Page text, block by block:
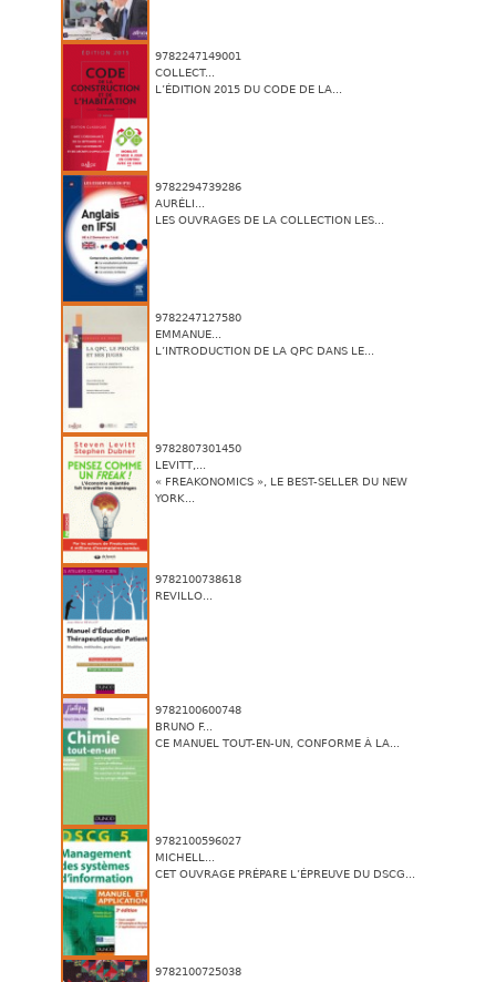
9782247149001
COLLECT...
L’ÉDITION 2015 DU CODE DE LA...
9782294739286
AURÉLI...
LES OUVRAGES DE LA COLLECTION LES...
9782247127580
EMMANUE...
L’INTRODUCTION DE LA QPC DANS LE...
9782807301450
LEVITT,...
« FREAKONOMICS », LE BEST-SELLER DU NEW
YORK...
9782100738618
REVILLO...
9782100600748
BRUNO F...
CE MANUEL TOUT-EN-UN, CONFORME À LA...
9782100596027
MICHELL...
CET OUVRAGE PRÉPARE L’ÉPREUVE DU DSCG...
9782100725038